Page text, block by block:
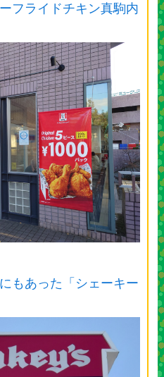
フライドチキン真駒内
もあった「シェーキー